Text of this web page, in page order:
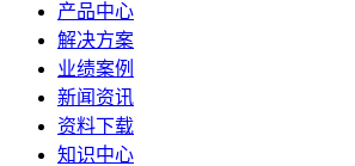
产品中心
解决方案
业绩案例
新闻资讯
资料下载
知识中心